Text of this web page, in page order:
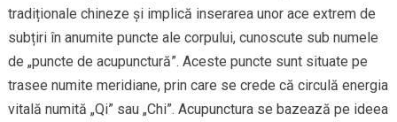
tradiționale chineze și implică inserarea unor ace extrem de
subțiri în anumite puncte ale corpului, cunoscute sub numele
de „puncte de acupunctură”. Aceste puncte sunt situate pe
trasee numite meridiane, prin care se crede că circulă energia
vitală numită „Qi” sau „Chi”. Acupunctura se bazează pe ideea